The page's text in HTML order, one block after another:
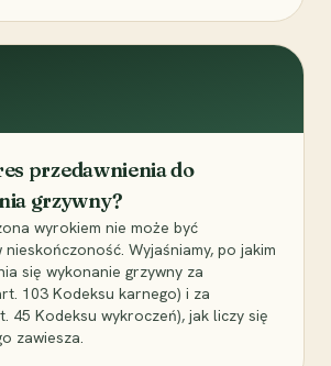
przedawnienia do
grzywny?
wyrokiem nie może być
nieskończoność. Wyjaśniamy, po jakim
się wykonanie grzywny za
103 Kodeksu karnego) i za
45 Kodeksu wykroczeń), jak liczy się
zawiesza.